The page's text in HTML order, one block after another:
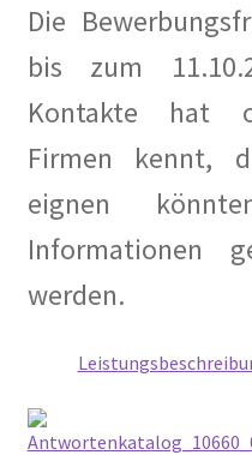
Buchempfehlungen
Damals war’s …
100 Jahre – Zum
Rheinischen Viertel
Alexander Graf
Arthur Koestler
Berlin im Film der
Die
bis zum
Kontakte hat
Firmen kennt,
eignen
Informationen
werden.